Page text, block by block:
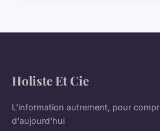
Holiste Et Cie
L'information autrement, pour
d'aujourd'hui